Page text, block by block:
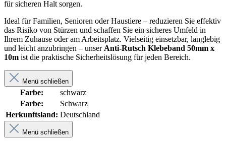
für sicheren Halt sorgen.
Ideal für Familien, Senioren oder Haustiere – reduzieren Sie effektiv
das Risiko von Stürzen und schaffen Sie ein sicheres Umfeld in
Ihrem Zuhause oder am Arbeitsplatz. Vielseitig einsetzbar, langlebig
und leicht anzubringen – unser Anti-Rutsch Klebeband 50mm x
10m ist die praktische Sicherheitslösung für jeden Bereich.
Menü schließen
Farbe:
schwarz
Farbe:
Schwarz
Herkunftsland: Deutschland
Menü schließen